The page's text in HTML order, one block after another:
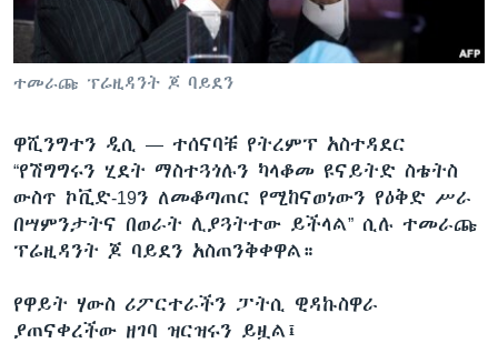
ቋንቋዎች
ተመራጩ ፕሬዚዳንት ጆ ባይደን
ዋሺንግተን ዲሲ — ተሰናባቹ የትረምፕ አስተዳደር
“የሽግግሩን ሂደት ማስተጓጎሉን ካላቆመ ዩናይትድ ስቴትስ
ውስጥ ኮቪድ-19ን ለመቆጣጠር የሚከናወነውን የዕቅድ ሥራ
በሣምንታትና በወራት ሊያጓትተው ይችላል” ሲሉ ተመራጩ
ፕሬዚዳንት ጆ ባይደን አስጠንቅቀዋል።
የዋይት ሃውስ ሪፖርተራችን ፓትሲ ዊዳኩስዋራ
ያጠናቀረችው ዘገባ ዝርዝሩን ይዟል፤